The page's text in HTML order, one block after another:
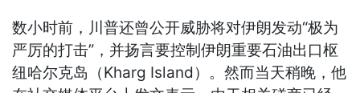
数小时前，川普还曾公开威胁将对伊朗发动“极为
严厉的打击”，并扬言要控制伊朗重要石油出口枢
纽哈尔克岛（Kharg Island）。然而当天稍晚，他